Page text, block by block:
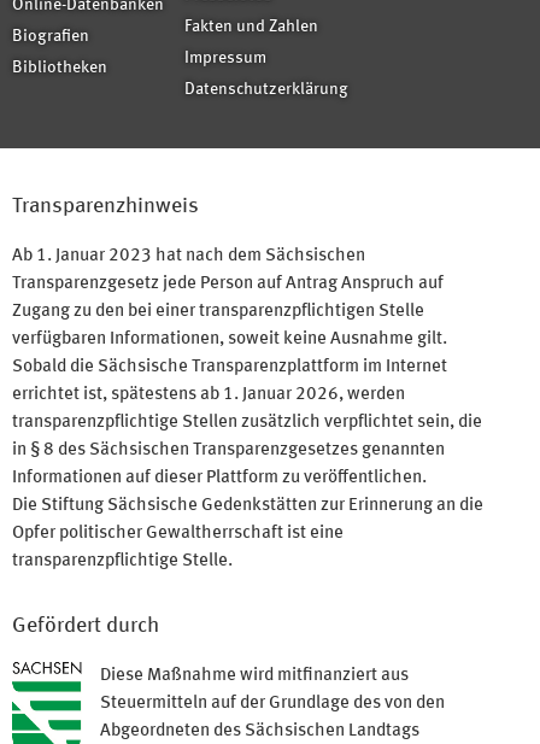
Online-Datenbanken
Biografien
Bibliotheken
Fakten und Zahlen
Impressum
Datenschutzerklärung
Transparenzhinweis
Ab 1. Januar 2023 hat nach dem Sächsischen
Transparenzgesetz jede Person auf Antrag Anspruch auf
Zugang zu den bei einer transparenzpflichtigen Stelle
verfügbaren Informationen, soweit keine Ausnahme gilt.
Sobald die Sächsische Transparenzplattform im Internet
errichtet ist, spätestens ab 1. Januar 2026, werden
transparenzpflichtige Stellen zusätzlich verpflichtet sein, die
in § 8 des Sächsischen Transparenzgesetzes genannten
Informationen auf dieser Plattform zu veröffentlichen.
Die Stiftung Sächsische Gedenkstätten zur Erinnerung an die
Opfer politischer Gewaltherrschaft ist eine
transparenzpflichtige Stelle.
Gefördert durch
Diese Maßnahme wird mitfinanziert aus
Steuermitteln auf der Grundlage des von den
Abgeordneten des Sächsischen Landtags